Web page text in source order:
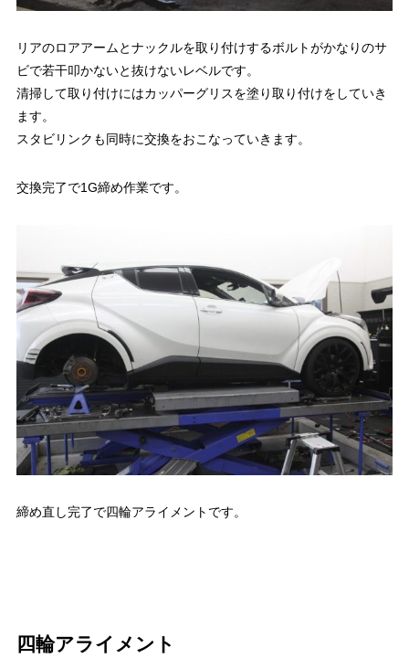
リアのロアアームとナックルを取り付けするボルトがかなりのサ
ビで若干叩かないと抜けないレベルです。
清掃して取り付けにはカッパーグリスを塗り取り付けをしていき
ます。
スタビリンクも同時に交換をおこなっていきます。
交換完了で1G締め作業です。
締め直し完了で四輪アライメントです。
四輪アライメント